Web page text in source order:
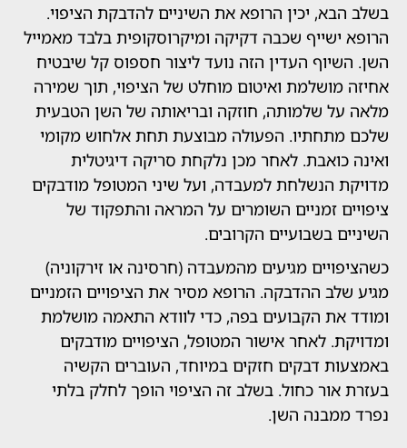
יכין הרופא את השיניים להדבקת הציפוי.
שכבה דקיקה ומיקרוסקופית בלבד מאמייל
העדין הזה נועד ליצור חספוס קל שיבטיח
ואיטום מוחלט של הציפוי, תוך שמירה
שלמותה, חוזקה ובריאותה של השן הטבעית
הפעולה מבוצעת תחת אלחוש מקומי
לאחר מכן נלקחת סריקה דיגיטלית
הנשלחת למעבדה, ועל שיני המטופל מודבקים
זמניים השומרים על המראה והתפקוד של
בשבועיים הקרובים.
מגיעים מהמעבדה (חרסינה או זירקוניה)
ההדבקה. הרופא מסיר את הציפויים הזמניים
הקבועים בפה, כדי לוודא התאמה מושלמת
לאחר אישור המטופל, הציפויים מודבקים
דבקים חזקים במיוחד, העוברים הקשיה
כחול. בשלב זה הציפוי הופך לחלק בלתי
השן.